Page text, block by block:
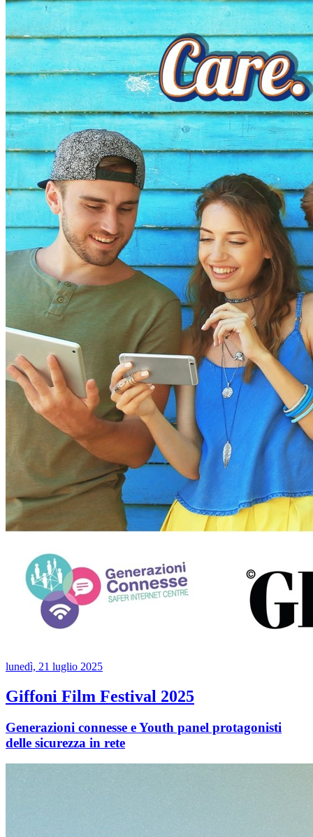
lunedì, 21 luglio 2025
Giffoni Film Festival 2025
Generazioni connesse e Youth panel protagonisti
delle sicurezza in rete